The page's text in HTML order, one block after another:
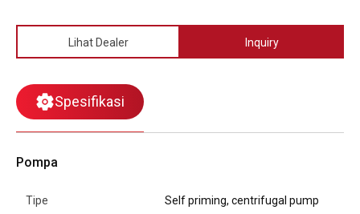
Lihat Dealer Inquiry
Spesifikasi
Pompa
Tipe Self priming, centrifugal pump